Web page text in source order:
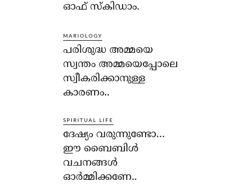
ഓഫ് സ്‌കിഡാം.
MARIOLOGY
പരിശുദ്ധ അമ്മയെ
സ്വന്തം അമ്മയെപ്പോലെ
സ്വീകരിക്കാനുള്ള
കാരണം..
SPIRITUAL LIFE
ദേഷ്യം വരുന്നുണ്ടോ…
ഈ ബൈബിള്‍
വചനങ്ങള്‍
ഓര്‍മ്മിക്കണേ..